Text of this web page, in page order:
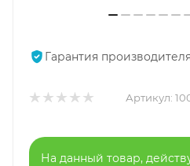
Гарантия
Артикул:
На данный товар,